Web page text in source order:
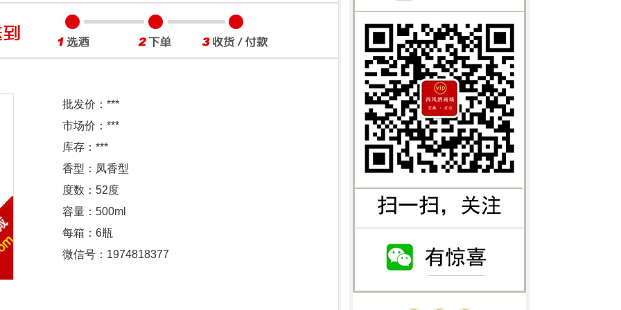
批发价： ***
市场价： ***
库存： ***
香型：凤香型
度数：52度
容量：500ml
每箱：6瓶
微信号：1974818377